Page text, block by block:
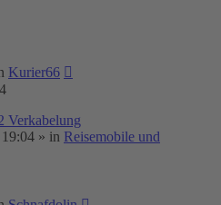
Kurier66
Verkabelung
» in Reisemobile und